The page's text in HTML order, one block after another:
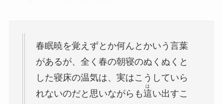
春眠暁を覚えずとか何んとかいう言葉
があるが、全く春の朝寝のぬくぬくと
した寝床の温気は、実はこうしていら
れないのだと思いながらも這
は
い出すこ